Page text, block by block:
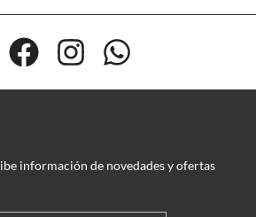
información de novedades y ofertas